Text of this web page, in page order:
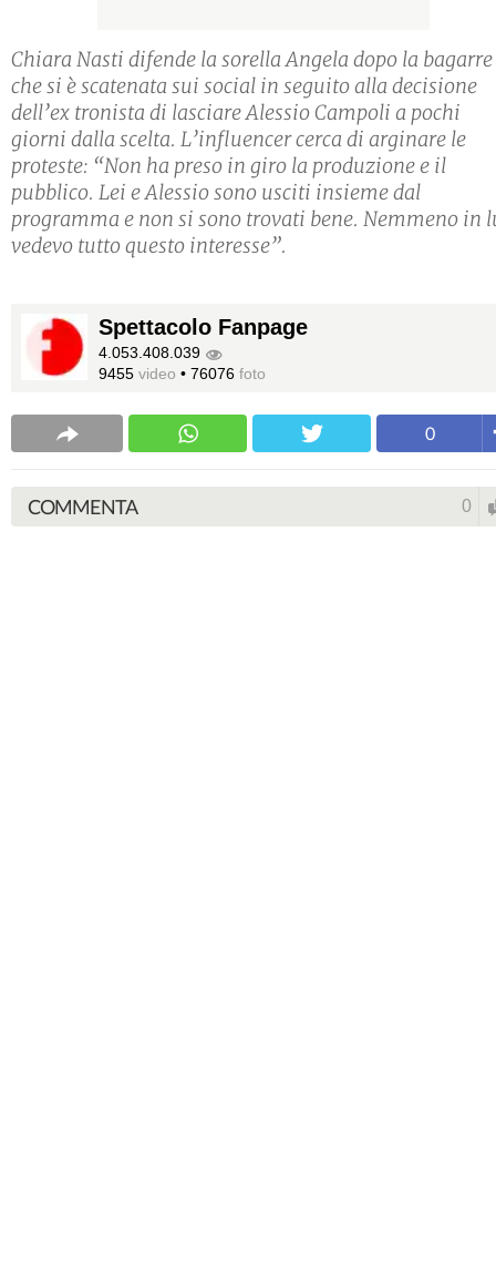
Chiara Nasti difende la sorella Angela dopo la bagarre
che si è scatenata sui social in seguito alla decisione
dell’ex tronista di lasciare Alessio Campoli a pochi
giorni dalla scelta. L’influencer cerca di arginare le
proteste: “Non ha preso in giro la produzione e il
pubblico. Lei e Alessio sono usciti insieme dal
programma e non si sono trovati bene. Nemmeno in
vedevo tutto questo interesse”.
Spettacolo Fanpage
4.053.408.039
9455 video • 76076 foto
0
COMMENTA 0